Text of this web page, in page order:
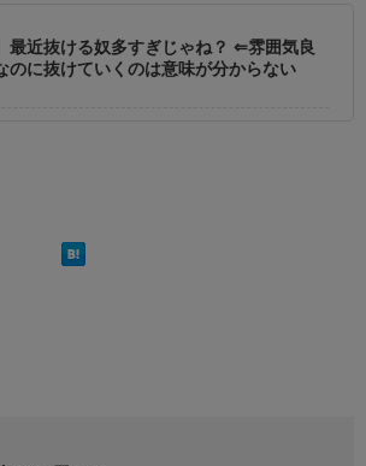
最近抜ける奴多すぎじゃね？ ⇐雰囲気良
のに抜けていくのは意味が分からない